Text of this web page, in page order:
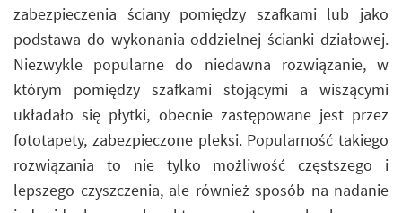
zabezpieczenia ściany pomiędzy szafkami lub jako
podstawa do wykonania oddzielnej ścianki działowej.
Niezwykle popularne do niedawna rozwiązanie, w
którym pomiędzy szafkami stojącymi a wiszącymi
układało się płytki, obecnie zastępowane jest przez
fototapety, zabezpieczone pleksi. Popularność takiego
rozwiązania to nie tylko możliwość częstszego i
lepszego czyszczenia, ale również sposób na nadanie